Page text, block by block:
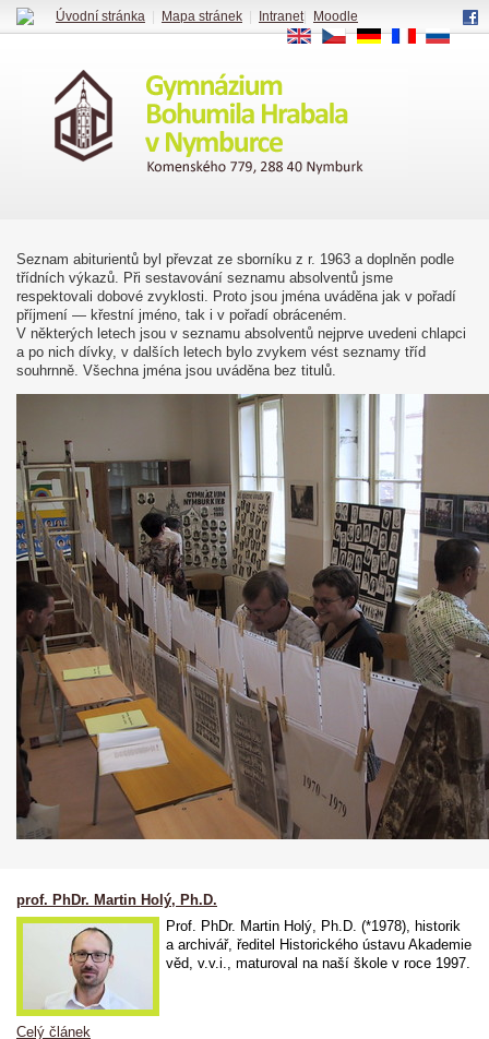
Seznam abiturientů byl převzat ze sborníku z r. 1963 a doplněn podle
třídních výkazů. Při sestavování seznamu absolventů jsme
respektovali dobové zvyklosti. Proto jsou jména uváděna jak v pořadí
příjmení — křestní jméno, tak i v pořadí obráceném.
V některých letech jsou v seznamu absolventů nejprve uvedeni chlapci
a po nich dívky, v dalších letech bylo zvykem vést seznamy tříd
souhrnně. Všechna jména jsou uváděna bez titulů.
prof. PhDr. Martin Holý, Ph.D.
Prof. PhDr. Martin Holý, Ph.D. (*1978), historik
a archivář, ředitel Historického ústavu Akademie
věd, v.v.i., maturoval na naší škole v roce 1997.
Celý článek
Úvodní stránka Mapa stránek Intranet|
Moodle
EN
CS DE FR RU